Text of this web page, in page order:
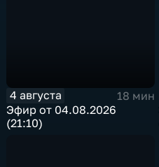
4 августа
18 мин
Эфир от 04.08.2026
(21:10)